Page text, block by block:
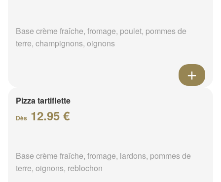
Base crème fraîche, fromage, poulet, pommes de
terre, champignons, oignons
Pizza tartiflette
Dès 12.95 €
Base crème fraîche, fromage, lardons, pommes de
terre, oignons, reblochon